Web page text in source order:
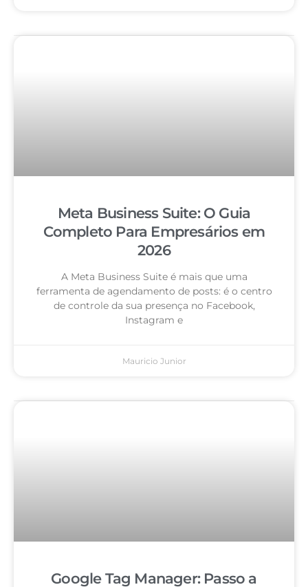
Meta Business Suite: O Guia
Completo Para Empresários em
2026
A Meta Business Suite é mais que uma
ferramenta de agendamento de posts: é o centro
de controle da sua presença no Facebook,
Instagram e
Mauricio Junior
Google Tag Manager: Passo a